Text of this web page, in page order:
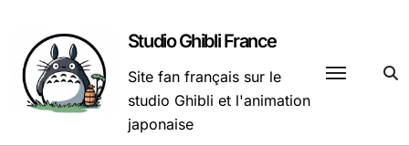
contenu
Studio Ghibli France
Site fan français sur le
studio Ghibli et l'animation
japonaise